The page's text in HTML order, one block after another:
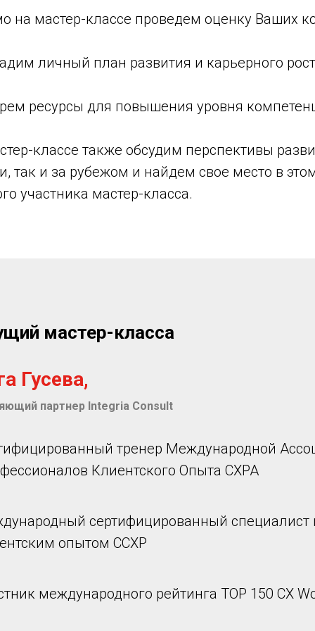
на мастер-классе проведем оценку Ваших
личный план развития и карьерного
ресурсы для повышения уровня
классе также обсудим перспективы
так и за рубежом и найдем свое место в
участника мастер-класса.
мастер-класса
Гусева,
партнер Integria Consult
тренер Международной
Клиентского Опыта СХРА
сертифицированный специалист
опытом CCXP
международного рейтинга TOP 150 CX